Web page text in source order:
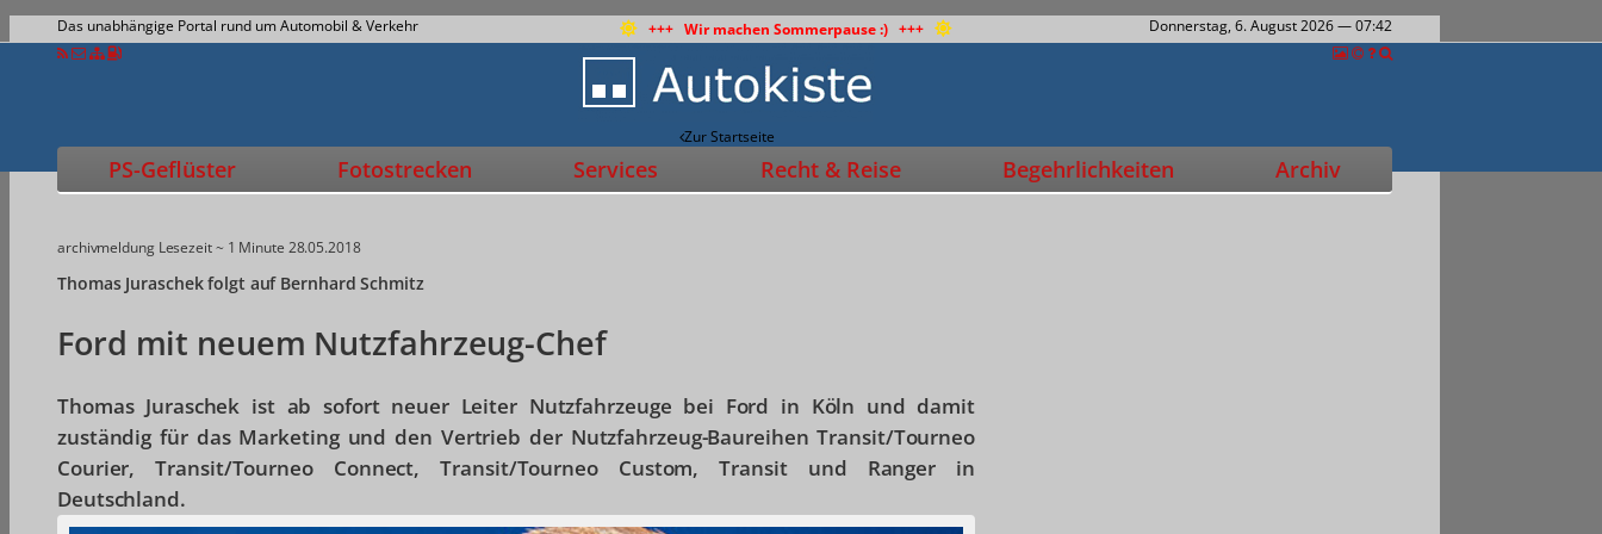
Das unabhängige Portal rund um Automobil & Verkehr +++ Wir machen Sommerpause :) +++ Donnerstag, 6. August 2026— 07:42
Zur Startseite
PS-Geflüster Fotostrecken Services Recht & Reise Begehrlichkeiten Archiv
archivmeldung Lesezeit ~ 1 Minute 28.05.2018
Thomas Juraschek folgt auf Bernhard Schmitz
Ford mit neuem Nutzfahrzeug-Chef
Thomas Juraschek ist ab sofort neuer Leiter Nutzfahrzeuge bei Ford in Köln und damit
zuständig für das Marketing und den Vertrieb der Nutzfahrzeug-Baureihen Transit/Tourneo
Courier, Transit/Tourneo Connect, Transit/Tourneo Custom, Transit und Ranger in
Deutschland.